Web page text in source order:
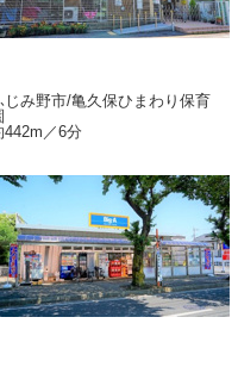
じみ野市/亀久保ひまわり保育
442m／6分